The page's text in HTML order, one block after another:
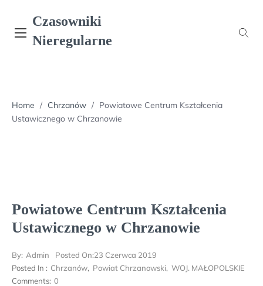
content
Czasowniki
Nieregularne
Home / Chrzanów / Powiatowe Centrum Kształcenia
Ustawicznego w Chrzanowie
Powiatowe Centrum Kształcenia
Ustawicznego w Chrzanowie
By: Admin Posted On:23 Czerwca 2019
Posted In : Chrzanów, Powiat Chrzanowski, WOJ. MAŁOPOLSKIE
Comments: 0